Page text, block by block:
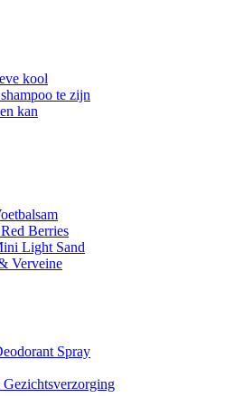
kool
te zijn
kan
Berries
Light Sand
Verveine
Spray